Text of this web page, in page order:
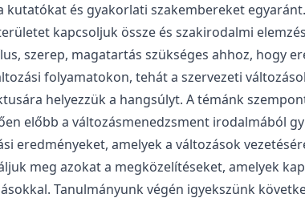
kutatókat és gyakorlati szakembereket
kapcsoljuk össze és szakirodalmi
szerep, magatartás szükséges ahhoz, hogy
folyamatokon, tehát a szervezeti
helyezzük a hangsúlyt. A témánk
előbb a változásmenedzsment irodalmából
eredményeket, amelyek a változások
meg azokat a megközelítéseket, amelyek
Tanulmányunk végén igyekszünk